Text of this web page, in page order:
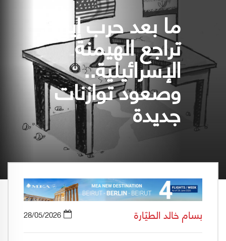
ما بعد حرب إيران:
تراجع الهيمنة
الإسرائيلية..
وصعود توازنات
جديدة
بسام خالد الطيّارة 28/05/2026